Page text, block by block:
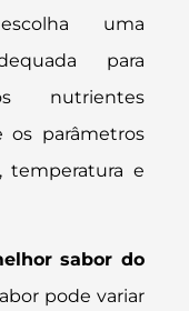
uma
para
nutrientes
os parâmetros
temperatura e
sabor do
pode variar